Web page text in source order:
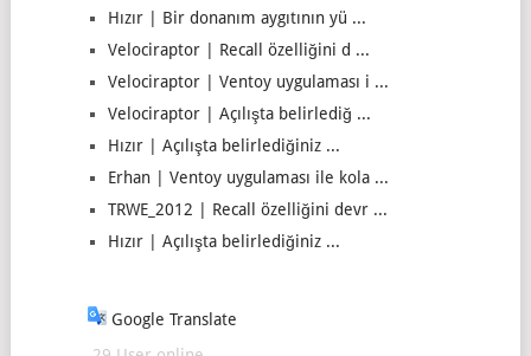
Hızır | Bir donanım aygıtının yü ...
Velociraptor | Recall özelliğini d ...
Velociraptor | Ventoy uygulaması i ...
Velociraptor | Açılışta belirlediğ ...
Hızır | Açılışta belirlediğiniz ...
Erhan | Ventoy uygulaması ile kola ...
TRWE_2012 | Recall özelliğini devr ...
Hızır | Açılışta belirlediğiniz ...
Google Translate